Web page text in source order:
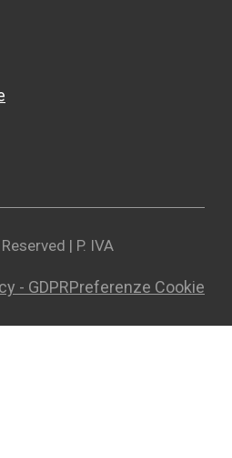
| P. IVA
- GDPRPreferenze Cookie